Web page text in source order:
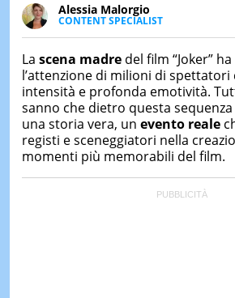
Alessia Malorgio
CONTENT SPECIALIST
Ha conseguito un Master in
occupa della creazione di
dello sviluppo di strategie
canali digitali.
La scena madredel film “Joker”
l’attenzione di milioni di spettatori
intensità e profonda emotività.
sanno che dietro questa sequenza
una storia vera, un evento reale
registi e sceneggiatori nella
momenti più memorabili del film.